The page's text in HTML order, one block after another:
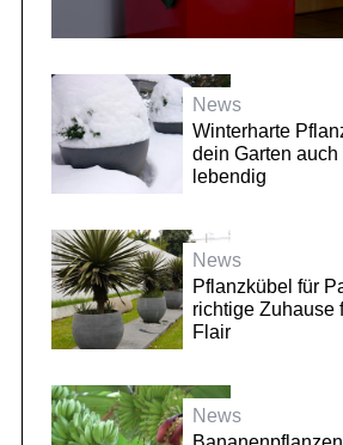
News
Winterharte
dein Garten auch
lebendig
News
Pflanzkübel für
richtige Zuhause
Flair
News